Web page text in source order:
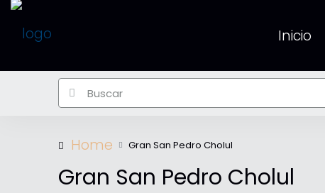
Inicio
Home Gran San Pedro Cholul
Gran San Pedro Cholul